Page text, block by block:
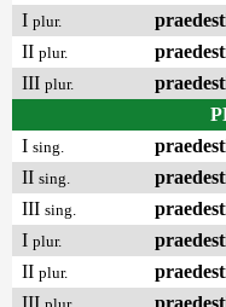
I plur.
II plur.
III plur.
I sing.
II sing.
III sing.
I plur.
II plur.
III